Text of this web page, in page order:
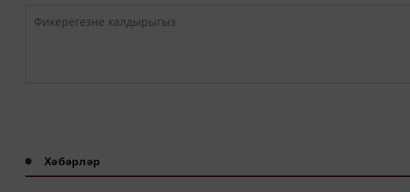
Хәбәрләр